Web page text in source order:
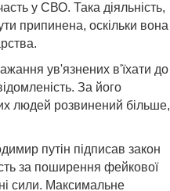
у СВО. Така діяльність,
припинена, оскільки вона
ув'язнених в'їхати до
За його
людей розвинений більше,
путін підписав закон
за поширення фейкової
сили. Максимальне